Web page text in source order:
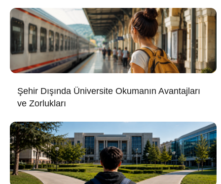
Şehir Dışında Üniversite Okumanın Avantajları
ve Zorlukları